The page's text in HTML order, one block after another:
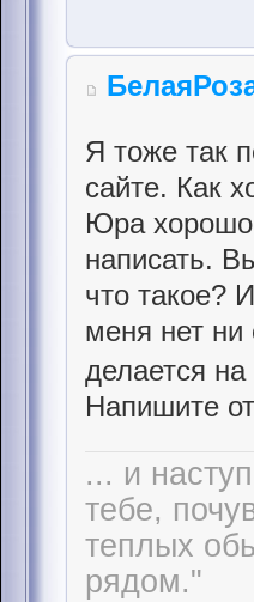
Я тоже так
сайте. Как
Юра хорошо
написать.
что такое?
меня нет ни
делается
Напишите
... и
тебе,
теплых
рядом."